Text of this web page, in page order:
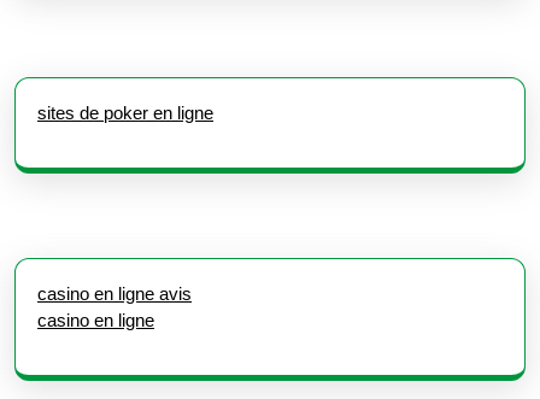
sites de poker en ligne
casino en ligne avis
casino en ligne